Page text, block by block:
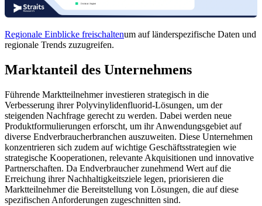
Regionale Einblicke freischaltenum auf länderspezifische Daten und
regionale Trends zuzugreifen.
Marktanteil des Unternehmens
Führende Marktteilnehmer investieren strategisch in die
Verbesserung ihrer Polyvinylidenfluorid-Lösungen, um der
steigenden Nachfrage gerecht zu werden. Dabei werden neue
Produktformulierungen erforscht, um ihr Anwendungsgebiet auf
diverse Endverbraucherbranchen auszuweiten. Diese Unternehmen
konzentrieren sich zudem auf wichtige Geschäftsstrategien wie
strategische Kooperationen, relevante Akquisitionen und innovative
Partnerschaften. Da Endverbraucher zunehmend Wert auf die
Erreichung ihrer Nachhaltigkeitsziele legen, priorisieren die
Marktteilnehmer die Bereitstellung von Lösungen, die auf diese
spezifischen Anforderungen zugeschnitten sind.